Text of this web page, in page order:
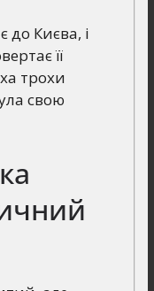
до Києва, і
її
трохи
свою